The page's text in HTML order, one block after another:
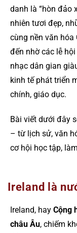
danh là “hòn đảo
nhiên tươi đẹp,
cùng nền văn
đến nhờ các lễ
nhạc dân gian
kinh tế phát triển
chính, giáo dục.
Bài viết dưới đây
– từ lịch sử, văn
cơ hội học tập,
Ireland là
Ireland, hay Cộng
châu Âu, chiếm